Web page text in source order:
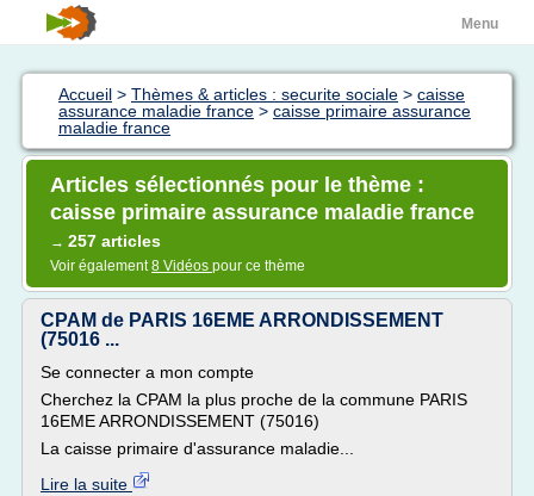
Menu
Accueil > Thèmes & articles : securite sociale > caisse
assurance maladie france > caisse primaire assurance
maladie france
Articles sélectionnés pour le thème :
caisse primaire assurance maladie france
→ 257 articles
Voir également8 Vidéos pour ce thème
CPAM de PARIS 16EME ARRONDISSEMENT
(75016 ...
Se connecter a mon compte
Cherchez la CPAM la plus proche de la commune PARIS
16EME ARRONDISSEMENT (75016)
La caisse primaire d'assurance maladie...
Lire la suite